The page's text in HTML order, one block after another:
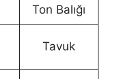
Ton Balığı
Tavuk